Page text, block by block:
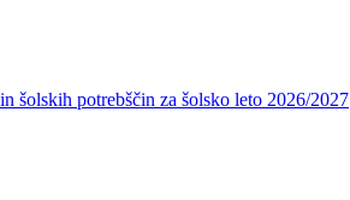
šolskih potrebščin za šolsko leto 2026/2027